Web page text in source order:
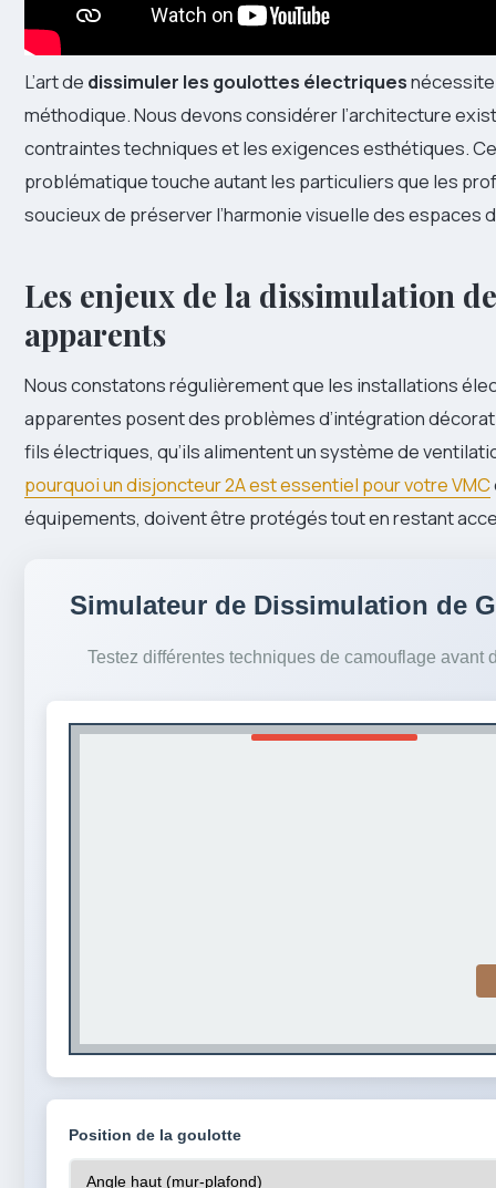
L’art de dissimuler les goulottes électriques
méthodique. Nous devons considérer l’architecture
contraintes techniques et les exigences esthétiques.
problématique touche autant les particuliers que les
soucieux de préserver l’harmonie visuelle des espaces
Les enjeux de la dissimulation
apparents
Nous constatons régulièrement que les installations
apparentes posent des problèmes d’intégration
fils électriques, qu’ils alimentent un système de
pourquoi un disjoncteur 2A est essentiel pour votre VMC
équipements, doivent être protégés tout en restant
Simulateur de Dissimulation de
Testez différentes techniques de camouflage avant
Position de la goulotte